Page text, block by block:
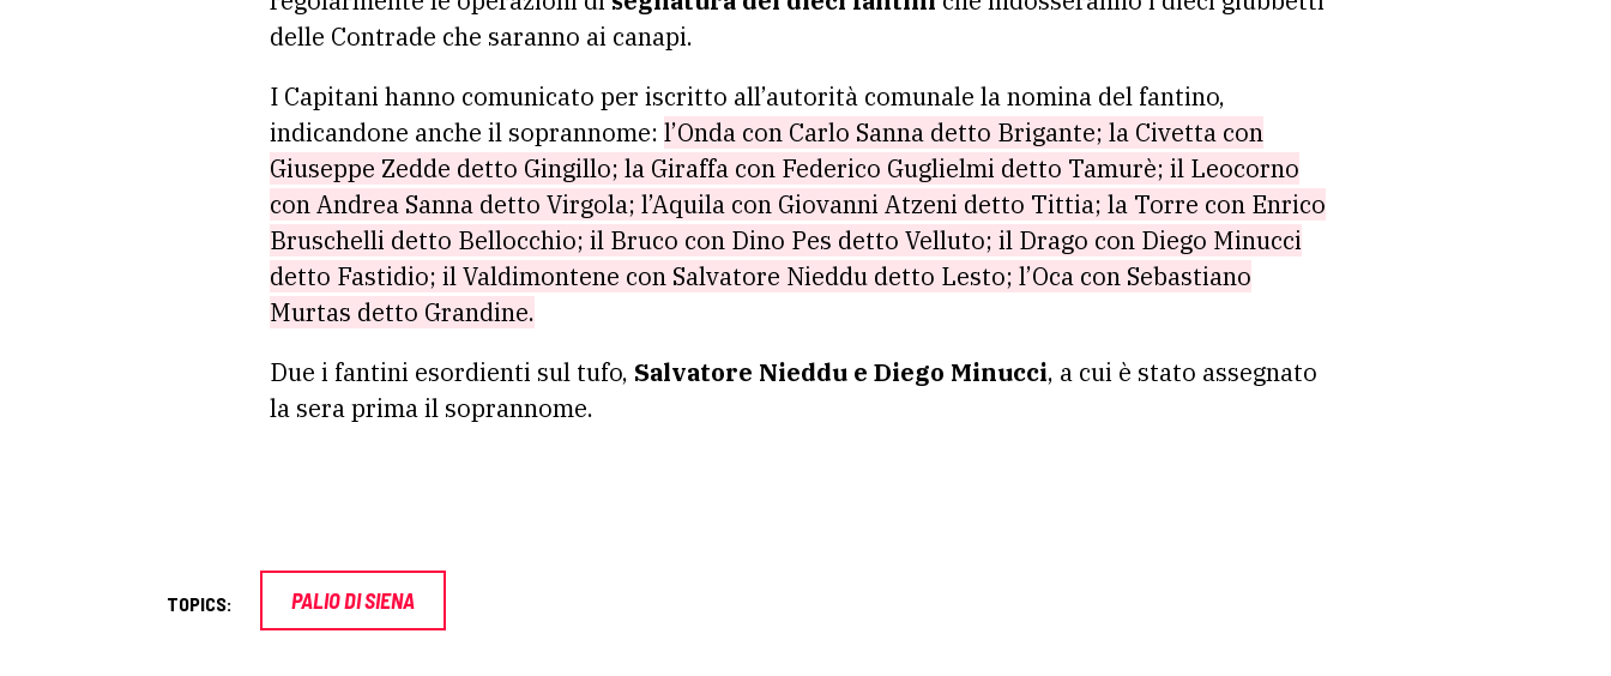
delle Contrade che saranno ai canapi.
I Capitani hanno comunicato per iscritto all’autorità comunale la nomina del fantino,
indicandone anche il soprannome: l’Onda con Carlo Sanna detto Brigante; la Civetta con
Giuseppe Zedde detto Gingillo; la Giraffa con Federico Guglielmi detto Tamurè; il Leocorno
con Andrea Sanna detto Virgola; l’Aquila con Giovanni Atzeni detto Tittia; la Torre con Enrico
Bruschelli detto Bellocchio; il Bruco con Dino Pes detto Velluto; il Drago con Diego Minucci
detto Fastidio; il Valdimontene con Salvatore Nieddu detto Lesto; l’Oca con Sebastiano
Murtas detto Grandine.
Due i fantini esordienti sul tufo, Salvatore Nieddu e Diego Minucci, a cui è stato assegnato
la sera prima il soprannome.
TOPICS: PALIO DI SIENA